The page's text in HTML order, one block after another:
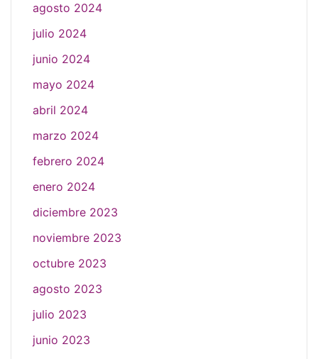
agosto 2024
julio 2024
junio 2024
mayo 2024
abril 2024
marzo 2024
febrero 2024
enero 2024
diciembre 2023
noviembre 2023
octubre 2023
agosto 2023
julio 2023
junio 2023